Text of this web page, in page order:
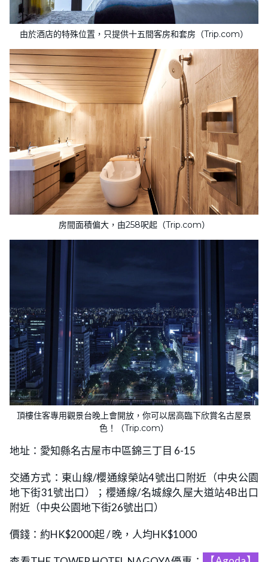
由於酒店的特殊位置，只提供十五間客房和套房（Trip.com）
房間面積偏大，由258呎起（Trip.com）
頂樓住客專用觀景台晚上會開放，你可以居高臨下欣賞名古屋景
色！（Trip.com）
地址：愛知縣名古屋市中區錦三丁目 6-15
交通方式：東山線/櫻通線榮站4號出口附近（中央公園
地下街31號出口）；櫻通線/名城線久屋大道站4B出口
附近（中央公園地下街26號出口）
價錢：約HK$2000起 / 晚，人均HK$1000